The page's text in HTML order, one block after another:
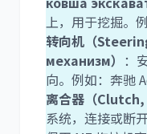
上，用于挖掘。
转向机（
механизм） ：
向。例如：奔驰
离合器（
系统，连接或断